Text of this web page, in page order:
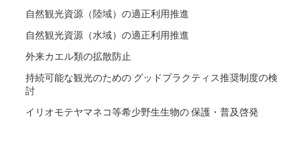
自然観光資源（陸域）の適正利用推進
自然観光資源（水域）の適正利用推進
外来カエル類の拡散防止
持続可能な観光のための グッドプラクティス推奨制度の検
討
イリオモテヤマネコ等希少野生生物の 保護・普及啓発